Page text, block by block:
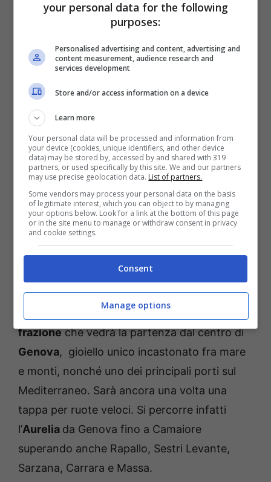
varietà di torte salate. Fra i primi piatti
cacciagione, gli agnolotti al plin e la farinata.
Sarà una tappa adatta ai velocisti, ma si farà
difficile quando si dovrà superare l’Appennino
per arrivare al mare. Si sale infatti fino ai
1.000 metri delcolle di Melognoper poi
scendere a Savona dopo il colle di Cadibona.
L’ultimo strappo è il
Capo Mele, quello della
Milano Sanremo. L’arrivo è adAndorauna
località di mare con spiagge molto belle e di
sabbia finissima.
Genova-Lucca
Ancora Liguria protagonista con la
frazioneche vedrà la partenza dal centro di
Genova, gioiello unico incastonato fra mare
e monti, nonché uno dei principali porti sul
Mediterraneo. Sarà ancora una volta una
tappa per ruote veloci. Si percorre infatti
l’Aurelia da Genova fino a Camaiore
superando anche Rapallo, Sestri Levante,
Sarzana, Carrara e Massa.
your personal data for the following
purposes:
Personalised advertising and content, advertising and
content measurement, audience research and
services development
Store and/or access information on a device
Learn more
Your personal data will be processed and information from
your device (cookies, unique identifiers, and other device
data) may be stored by, accessed by and shared with 319
partners, or used specifically by this site. We and our partners
may use precise geolocation data. List of partners.
Some vendors may process your personal data on the basis
of legitimate interest, which you can object to by managing
your options below. Look for a link at the bottom of this page
or in the site menu to manage or withdraw consent in privacy
and cookie settings.
Consent
Manage options